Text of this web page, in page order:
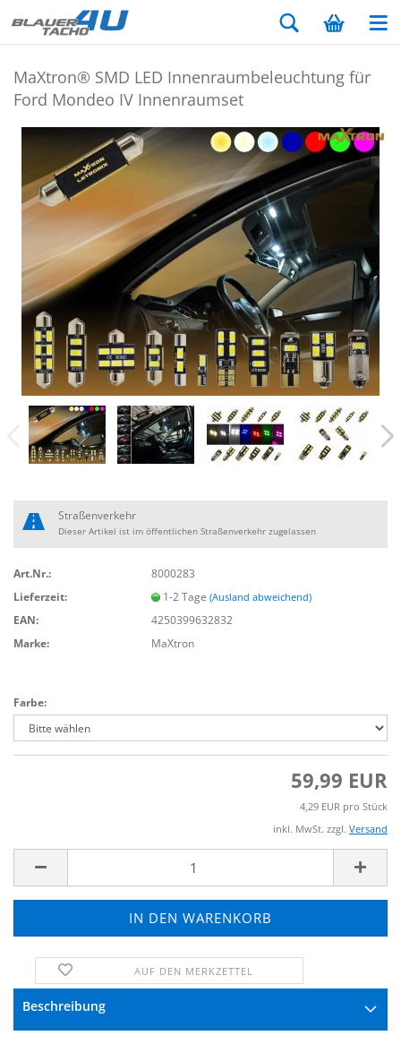
MaX­tron® SMD LED In­nen­raum­be­leuch­tung für
Ford Mon­deo IV In­nen­ra­um­set
Art.Nr.:
8000283
Lieferzeit:
1-2 Tage(Ausland abweichend)
EAN:
4250399632832
Marke:
MaXtron
Straßenverkehr
Dieser Artikel ist im öffentlichen Straßenverkehr zugelassen
Farbe:
59,99 EUR
4,29 EUR pro Stück
inkl. MwSt. zzgl. Versand
AUF DEN MERKZETTEL
Beschreibung